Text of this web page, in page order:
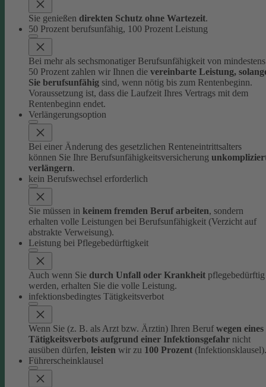
Sie genießen direkten Schutz ohne Wartezeit.
50 Prozent berufsunfähig, 100 Prozent Leistung
Bei mehr als sechsmonatiger Berufsunfähigkeit von mindestens
50 Prozent zahlen wir Ihnen die vereinbarte Leistung,
Sie berufsunfähig sind, wenn nötig bis zum Rentenbeginn.
Voraussetzung ist, dass die Laufzeit Ihres Vertrags mit dem
Rentenbeginn endet.
Verlängerungsoption
Bei einer Änderung des gesetzlichen Renteneintrittsalters
können Sie Ihre Berufsunfähigkeitsversicherung
verlängern.
kein Berufswechsel erforderlich
Sie müssen in keinem fremden Beruf arbeiten, sondern
erhalten volle Leistungen bei Berufsunfähigkeit (Verzicht auf
abstrakte Verweisung).
Leistung bei Pflegebedürftigkeit
Auch wenn Sie durch Unfall oder Krankheit pflegebedürftig
werden, erhalten Sie die volle Leistung.
infektionsbedingtes Tätigkeitsverbot
Wenn Sie (z. B. als Arzt bzw. Ärztin) Ihren Beruf wegen eines
Tätigkeitsverbots aufgrund einer Infektionsgefahr nicht
ausüben dürfen, leisten wir zu 100 Prozent (Infektionsklausel).
Führerscheinklausel